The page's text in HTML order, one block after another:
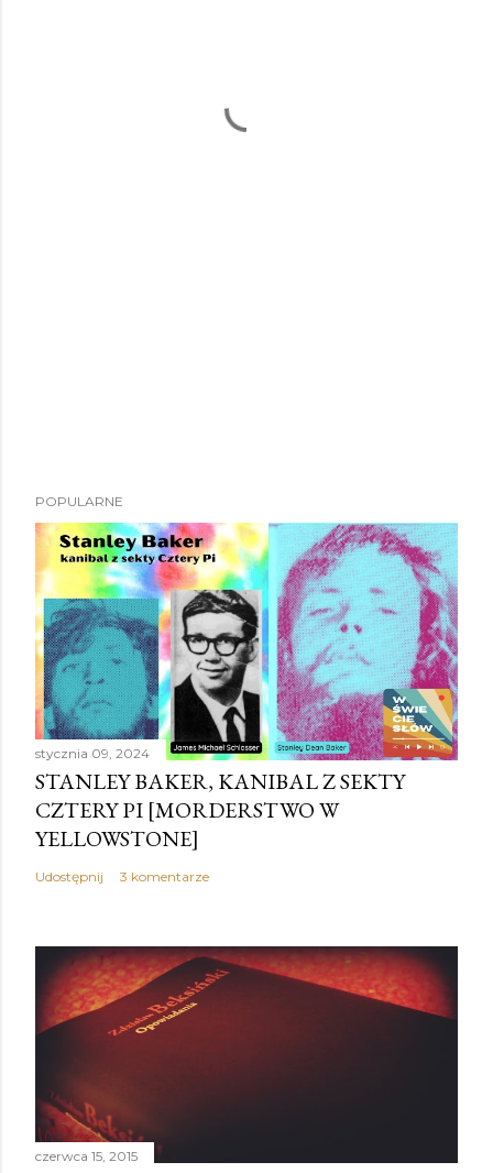
POPULARNE
stycznia 09, 2024
STANLEY BAKER, KANIBAL Z SEKTY
CZTERY PI [MORDERSTWO W
YELLOWSTONE]
Udostępnij 3 komentarze
czerwca 15, 2015